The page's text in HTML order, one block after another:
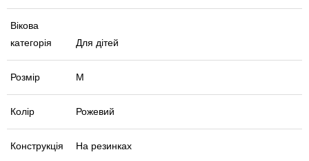
Вікова
категорія
Для дітей
Розмір M
Колір Рожевий
Конструкція На резинках